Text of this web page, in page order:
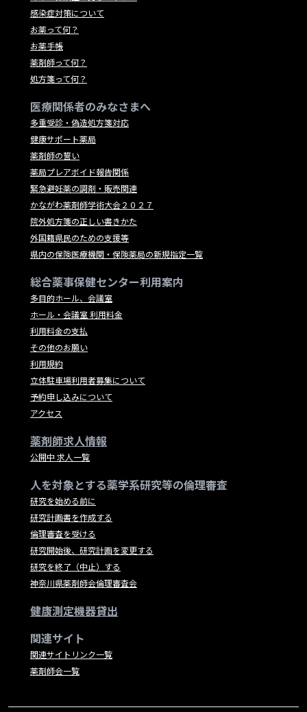
感染症対策について
お薬って何？
お薬手帳
薬剤師って何？
処方箋って何？
医療関係者のみなさまへ
多重受診・偽造処方箋対応
健康サポート薬局
薬剤師の誓い
薬局プレアボイド報告関係
緊急避妊薬の調剤・販売関連
かながわ薬剤師学術大会２０２７
院外処方箋の正しい書きかた
外国籍県民のための支援等
県内の保険医療機関・保険薬局の新規指定一覧
総合薬事保健センター利用案内
多目的ホール、会議室
ホール・会議室 利用料金
利用料金の支払
その他のお願い
利用規約
立体駐車場利用者募集について
予約申し込みについて
アクセス
薬剤師求人情報
公開中 求人一覧
人を対象とする薬学系研究等の倫理審査
研究を始める前に
研究計画書を作成する
倫理審査を受ける
研究開始後、研究計画を変更する
研究を終了（中止）する
神奈川県薬剤師会倫理審査会
健康測定機器貸出
関連サイト
関連サイトリンク一覧
薬剤師会一覧